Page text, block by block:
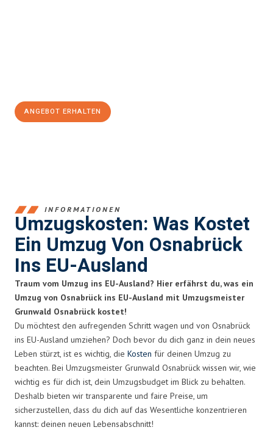
ANGEBOT ERHALTEN
INFORMATIONEN
Umzugskosten: Was Kostet
Ein Umzug Von Osnabrück
Ins EU-Ausland
Traum vom Umzug ins EU-Ausland? Hier erfährst du, was ein
Umzug von Osnabrück ins EU-Ausland mit Umzugsmeister
Grunwald Osnabrück kostet!
Du möchtest den aufregenden Schritt wagen und von Osnabrück
ins EU-Ausland umziehen? Doch bevor du dich ganz in dein neues
Leben stürzt, ist es wichtig, die Kosten für deinen Umzug zu
beachten. Bei Umzugsmeister Grunwald Osnabrück wissen wir, wie
wichtig es für dich ist, dein Umzugsbudget im Blick zu behalten.
Deshalb bieten wir transparente und faire Preise, um
sicherzustellen, dass du dich auf das Wesentliche konzentrieren
kannst: deinen neuen Lebensabschnitt!